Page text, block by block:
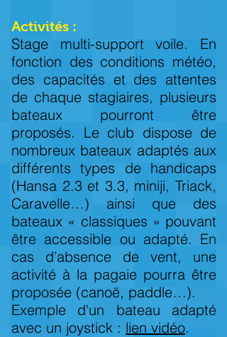
Activités :
Stage multi-support voile. En
fonction des conditions météo,
des capacités et des attentes
de chaque stagiaires, plusieurs
bateaux pourront être
proposés. Le club dispose de
nombreux bateaux adaptés aux
différents types de handicaps
(Hansa 2.3 et 3.3, miniji, Triack,
Caravelle…) ainsi que des
bateaux « classiques » pouvant
être accessible ou adapté. En
cas d’absence de vent, une
activité à la pagaie pourra être
proposée (canoë, paddle…).
Exemple d'un bateau adapté
avec un joystick : lien vidéo.